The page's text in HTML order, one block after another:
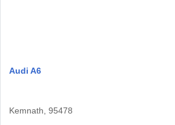
Audi A6
Kemnath, 95478